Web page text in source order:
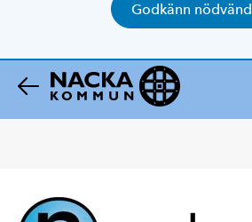
Godkänn